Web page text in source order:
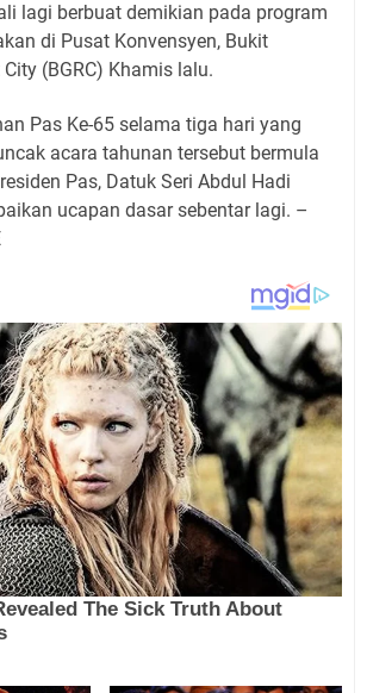
lagi berbuat demikian pada program
di Pusat Konvensyen, Bukit
(BGRC) Khamis lalu.
Pas Ke-65 selama tiga hari yang
acara tahunan tersebut bermula
Pas, Datuk Seri Abdul Hadi
ucapan dasar sebentar lagi. –